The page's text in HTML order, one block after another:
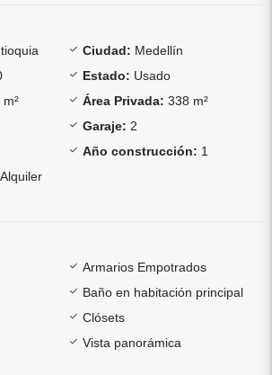
Ciudad: Medellín
Estado: Usado
Área Privada: 338 m²
Garaje: 2
Año construcción: 1
Alquiler
Armarios Empotrados
Baño en habitación principal
Clósets
Vista panorámica